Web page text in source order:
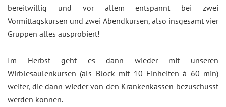
bereitwillig und vor allem entspannt bei zwei
Vormittagskursen und zwei Abendkursen, also insgesamt vier
Gruppen alles ausprobiert!
Im Herbst geht es dann wieder mit unseren
Wirblesäulenkursen (als Block mit 10 Einheiten à 60 min)
weiter, die dann wieder von den Krankenkassen bezuschusst
werden können.